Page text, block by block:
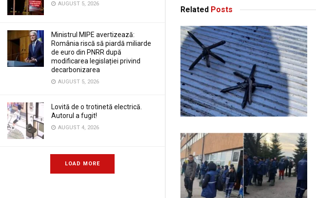
AUGUST 5, 2026
Ministrul MIPE avertizează:
România riscă să piardă miliarde
de euro din PNRR după
modificarea legislației privind
decarbonizarea
AUGUST 5, 2026
Lovită de o trotinetă electrică.
Autorul a fugit!
AUGUST 4, 2026
LOAD MORE
Related Posts